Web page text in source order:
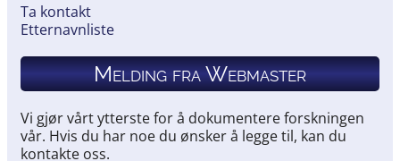
Ta kontakt
Etternavnliste
Melding fra Webmaster
Vi gjør vårt ytterste for å dokumentere forskningen
vår. Hvis du har noe du ønsker å legge til, kan du
kontakte oss.